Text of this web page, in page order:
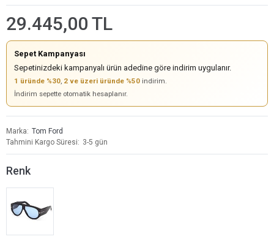
29.445,00 TL
Sepet Kampanyası
Sepetinizdeki kampanyalı ürün adedine göre indirim uygulanır.
1 üründe %30, 2 ve üzeri üründe %50 indirim.
İndirim sepette otomatik hesaplanır.
Marka
Tom Ford
Tahmini Kargo Süresi
3-5 gün
Renk